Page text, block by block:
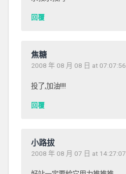
回覆
焦糖
2008 年 08 月 08 日 at 07:07:56
投了,加油!!!!
回覆
小路拔
2008 年 08 月 07 日 at 14:27:07